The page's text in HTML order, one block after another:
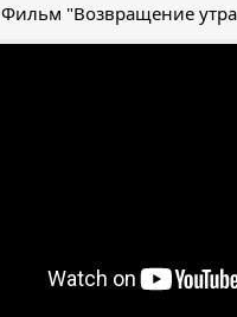
Фильм "Возвращение